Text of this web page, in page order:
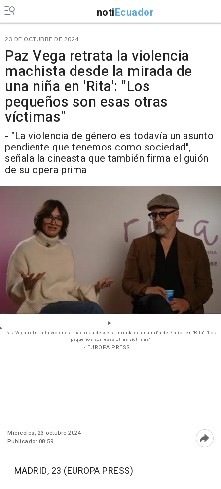
notiEcuador
23 DE OCTUBRE DE 2024
Paz Vega retrata la violencia
machista desde la mirada de
una niña en 'Rita': "Los
pequeños son esas otras
víctimas"
- "La violencia de género es todavía un asunto
pendiente que tenemos como sociedad",
señala la cineasta que también firma el guión
de su opera prima
Paz Vega retrata la violencia machista desde la mirada de una niña de 7 años en 'Rita': "Los
pequeños son esas otras víctimas"
- EUROPA PRESS
Miércoles, 23 octubre 2024
Publicado: 08:59
MADRID, 23 (EUROPA PRESS)